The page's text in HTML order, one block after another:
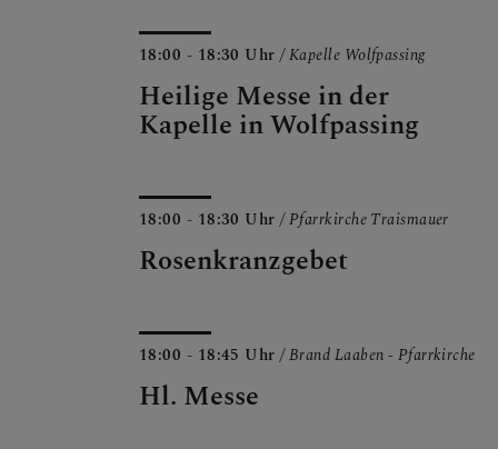
18:00 - 18:30 Uhr/ Kapelle Wolfpassing
Heilige Messe in der
Kapelle in Wolfpassing
18:00 - 18:30 Uhr/ Pfarrkirche Traismauer
Rosenkranzgebet
18:00 - 18:45 Uhr/ Brand Laaben - Pfarrkirche
Hl. Messe